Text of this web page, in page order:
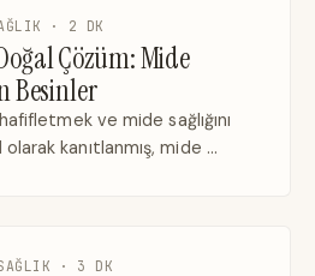
· 2 DK
Çözüm: Mide
Besinler
ve mide sağlığını
kanıtlanmış, mide …
· 3 DK